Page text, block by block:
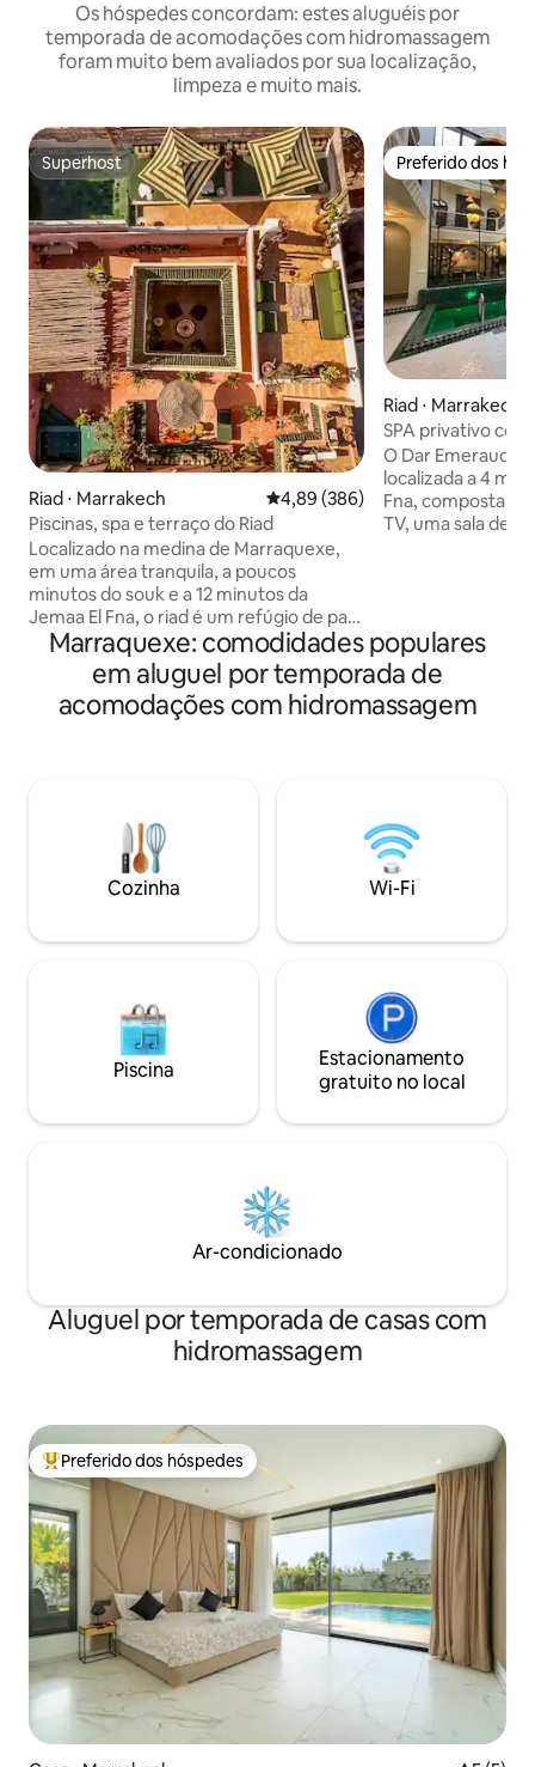
Os hóspedes concordam: estes aluguéis por
temporada de acomodações com hidromassagem
foram muito bem avaliados por sua localização,
limpeza e muito mais.
Superhost
Superhost
Riad ⋅ Marrakech 4,89 de uma avaliação média de
4,89 (386)
Piscinas, spa e terraço do Riad
Localizado na medina de Marraquexe,
em uma área tranquila, a poucos
minutos do souk e a 12 minutos da
Jemaa El Fna, o riad é um refúgio de paz
com 2 piscinas aquecidas, jacuzzi,
Hammam e sala de massagem. Acesso à
Internet sem fio, combinando conforto
contemporâneo e autenticidade do
sobriedade conciliadoras. Convidamos
você na hora de alguns dias para se
tornar Marrakchi
Preferido dos
Preferido dos
Riad ⋅ Marrakech
SPA privativo
massagem no
O Dar Emeraude
localizada a 4
Fna, composta
TV, uma sala de
Jamila, estará
cafés da manhã
marroquinos.
Riad l'Etoile
minutos de
Marraquexe: comodidades populares
em aluguel por temporada de
acomodações com hidromassagem
Cozinha Wi-Fi
Piscina
Estacionamento
gratuito no local
Ar-condicionado
Aluguel por temporada de casas com
hidromassagem
Entre os melhores preferidos dos hóspedes
Preferido dos hóspedes